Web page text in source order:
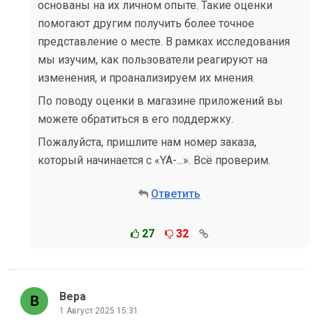
основаны на их личном опыте. Такие оценки
помогают другим получить более точное
представление о месте. В рамках исследования
мы изучим, как пользователи реагируют на
изменения, и проанализируем их мнения.
По поводу оценки в магазине приложений вы
можете обратиться в его поддержку.
Пожалуйста, пришлите нам номер заказа,
который начинается с «YA-...». Всё проверим.
Ответить
27 32
Вера
1 Август 2025 15:31